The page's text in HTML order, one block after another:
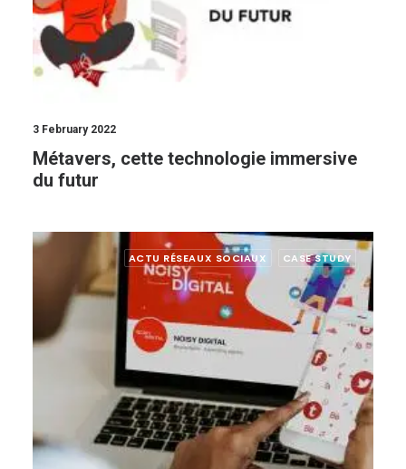
3 February 2022
Métavers, cette technologie immersive
du futur
ACTU RÉSEAUX SOCIAUX CASE STUDY